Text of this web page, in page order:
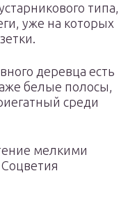
типа,
уже на которых
деревца есть
белые полосы,
среди
мелкими